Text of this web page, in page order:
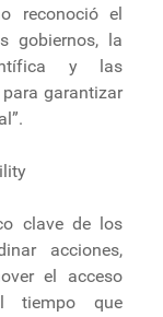
reconoció el
gobiernos, la
y las
garantizar
clave de los
acciones,
el acceso
tiempo que